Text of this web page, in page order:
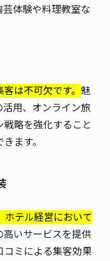
体験や料理教室な
は不可欠です。 魅
用、オンライン旅
略を強化すること
ます。
テル経営において
いサービスを提供
コミによる集客効果